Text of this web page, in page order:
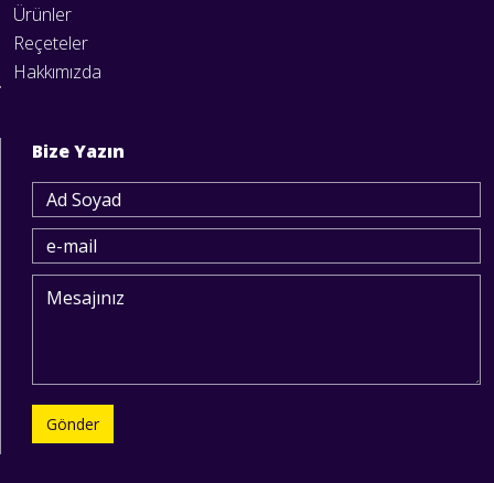
Ürünler
Reçeteler
Hakkımızda
Bize Yazın
Gönder